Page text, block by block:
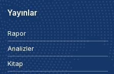
Yayınlar
Rapor
Analizler
Kitap